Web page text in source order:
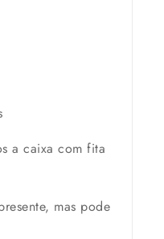
a caixa com fita
mas pode